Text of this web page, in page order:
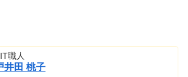
職人
井田 桃子